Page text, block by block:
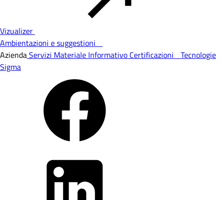
Vizualizer
Ambientazioni e suggestioni
AziendaServizi Materiale Informativo Certificazioni Tecnologie
Sigma